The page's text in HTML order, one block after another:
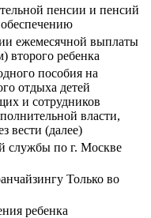
пенсии и пенсий
ежемесячной выплаты
второго ребенка
пособия на
отдыха детей
и сотрудников
власти,
вести (далее)
службы по г. Москве
Только во
ребенка